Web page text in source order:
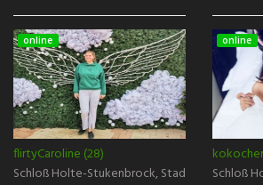
online
flirtyCaroline (28)
Schloß Holte-Stukenbrock, Stadt Gütersloh
online
Schloß